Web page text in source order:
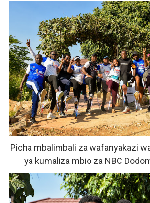
Picha mbalimbali za wafanyakazi
ya kumaliza mbio za NBC